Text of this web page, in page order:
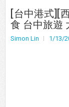
[台中港式][
食 台中旅遊
Simon Lin 1/13/